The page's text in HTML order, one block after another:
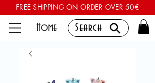
FREE SHIPPING ON ORDER OVER 50€
Home Search